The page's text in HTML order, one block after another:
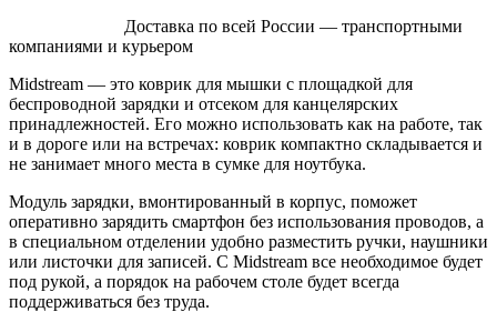
Доставка по всей России — транспортными
компаниями и курьером
Midstream — это коврик для мышки с площадкой для
беспроводной зарядки и отсеком для канцелярских
принадлежностей. Его можно использовать как на работе, так
и в дороге или на встречах: коврик компактно складывается и
не занимает много места в сумке для ноутбука.
Модуль зарядки, вмонтированный в корпус, поможет
оперативно зарядить смартфон без использования проводов, а
в специальном отделении удобно разместить ручки, наушники
или листочки для записей. С Midstream все необходимое будет
под рукой, а порядок на рабочем столе будет всегда
поддерживаться без труда.